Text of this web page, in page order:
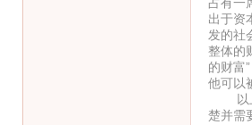
出于资
发的社
整体的
的财富
他可以
以上
楚并需